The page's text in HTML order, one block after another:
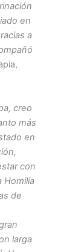
en
a
creo
más
en
con
Homilía
de
larga